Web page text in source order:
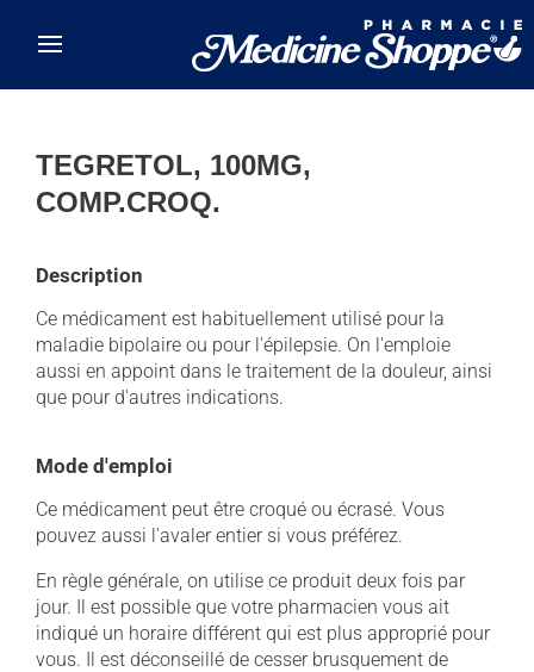
TEGRETOL, 100MG,
COMP.CROQ.
Description
Ce médicament est habituellement utilisé pour la
maladie bipolaire ou pour l'épilepsie. On l'emploie
aussi en appoint dans le traitement de la douleur, ainsi
que pour d'autres indications.
Mode d'emploi
Ce médicament peut être croqué ou écrasé. Vous
pouvez aussi l'avaler entier si vous préférez.
En règle générale, on utilise ce produit deux fois par
jour. Il est possible que votre pharmacien vous ait
indiqué un horaire différent qui est plus approprié pour
vous. Il est déconseillé de cesser brusquement de